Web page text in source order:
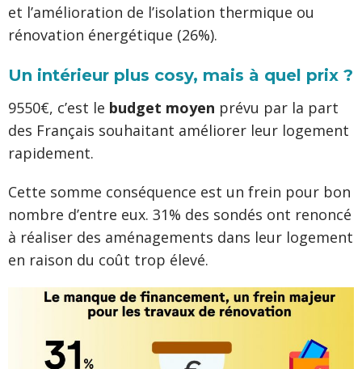
et l’amélioration de l’isolation thermique ou
rénovation énergétique (26%).
Un intérieur plus cosy, mais à quel prix ?
9550€, c’est le budget moyen prévu par la part
des Français souhaitant améliorer leur logement
rapidement.
Cette somme conséquence est un frein pour bon
nombre d’entre eux. 31% des sondés ont renoncé
à réaliser des aménagements dans leur logement
en raison du coût trop élevé.